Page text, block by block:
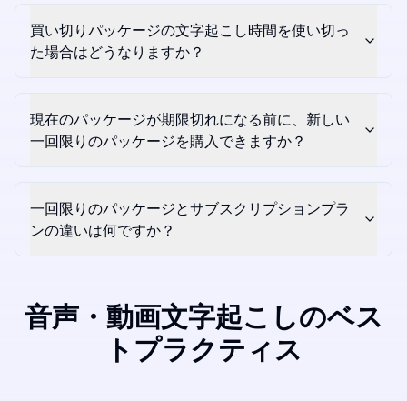
買い切りパッケージの文字起こし時間を使い切っ
た場合はどうなりますか？
現在のパッケージが期限切れになる前に、新しい
一回限りのパッケージを購入できますか？
一回限りのパッケージとサブスクリプションプラ
ンの違いは何ですか？
音声・動画文字起こしのベス
トプラクティス